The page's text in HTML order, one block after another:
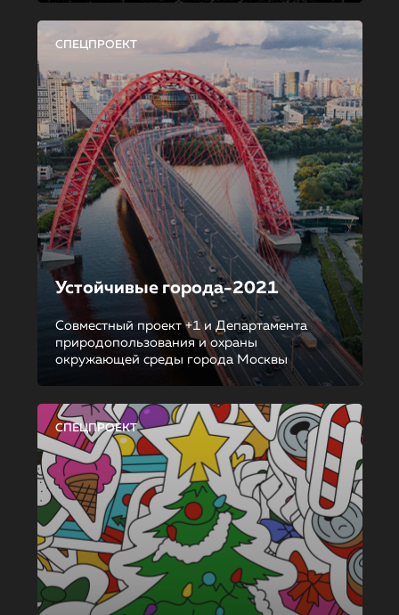
СПЕЦПРОЕКТ
Устойчивые города-2021
Совместный проект +1 и Департамента
природопользования и охраны
окружающей среды города Москвы
СПЕЦПРОЕКТ